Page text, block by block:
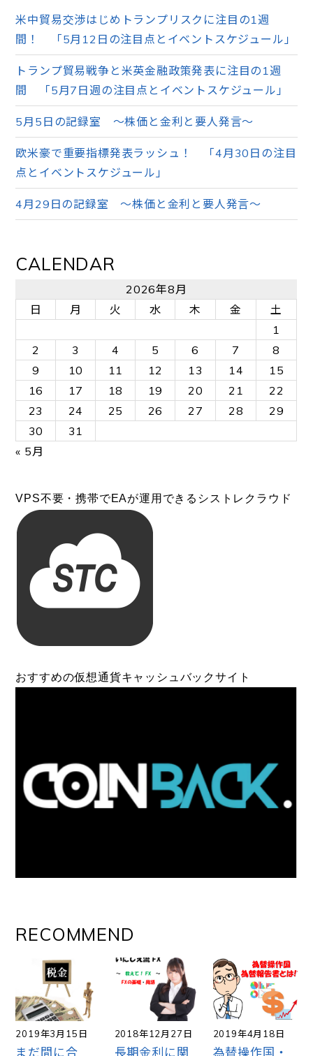
米中貿易交渉はじめトランプリスクに注目の1週
間！ 「5月12日の注目点とイベントスケジュール」
トランプ貿易戦争と米英金融政策発表に注目の1週
間 「5月7日週の注目点とイベントスケジュール」
5月5日の記録室 ～株価と金利と要人発言～
欧米豪で重要指標発表ラッシュ！ 「4月30日の注目
点とイベントスケジュール」
4月29日の記録室 ～株価と金利と要人発言～
CALENDAR
2026年8月
日
月 火 水 木 金
土
1
2
3 4 5 6 7
8
9
10 11 12 13 14
15
16
17 18 19 20 21
22
23
24 25 26 27 28
29
30
31
« 5月
VPS不要・携帯でEAが運用できるシストレクラウド
おすすめの仮想通貨キャッシュバックサイト
RECOMMEND
2019年3月15日
まだ間に合
2018年12月27日
長期金利に関
2019年4月18日
為替操作国・